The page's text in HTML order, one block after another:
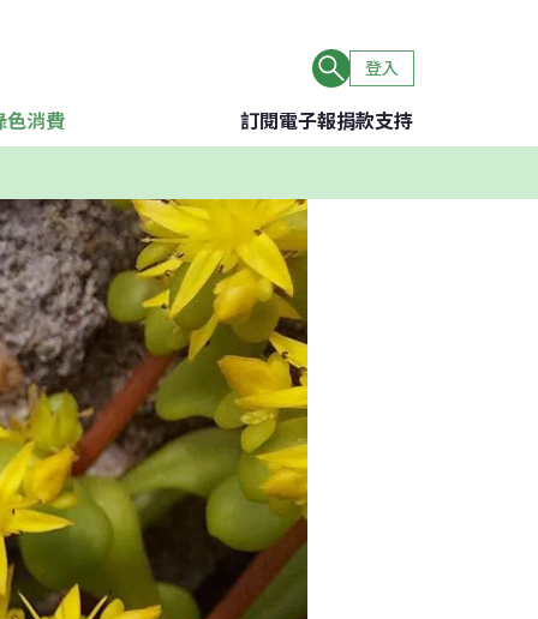
登入
色消費 訂閱電子報捐款支持